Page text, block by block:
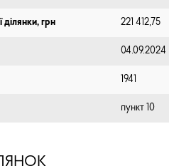
грн 221 412,75
04.09.2024
1941
пункт 10